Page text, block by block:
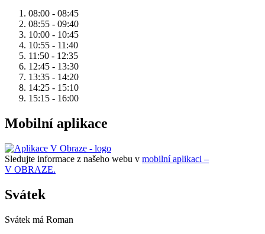
08:00 - 08:45
08:55 - 09:40
10:00 - 10:45
10:55 - 11:40
11:50 - 12:35
12:45 - 13:30
13:35 - 14:20
14:25 - 15:10
15:15 - 16:00
Mobilní aplikace
Sledujte informace z našeho webu v mobilní aplikaci –
V OBRAZE.
Svátek
Svátek má Roman